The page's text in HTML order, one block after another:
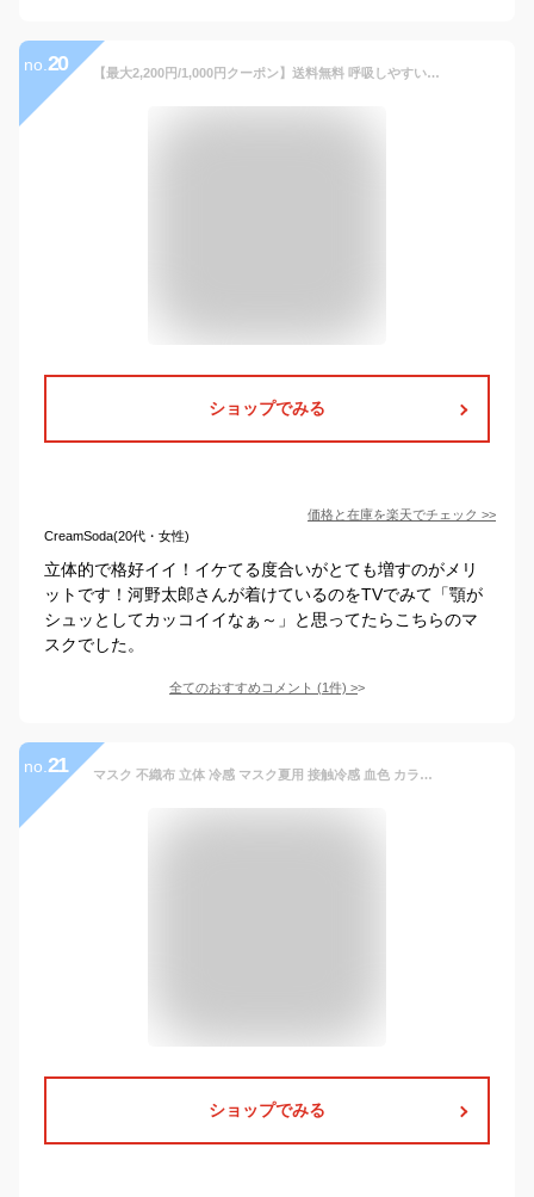
no. 20 【最大2,200円/1,000円クーポン】送料無料 呼吸しやすい マスク メガネ 曇らない 超立体3D ドライ スポーツ用 メンズ 大きい 耳が痛くならない 肌荒れしない 洗濯できる 高機能 高性能 新素材マスク Co-que Air コキュー 抗菌 消臭 保湿 レディース おしゃれ 高級 大臣着用
ショップでみる
価格と在庫を楽天でチェック >>
CreamSoda(20代・女性)
立体的で格好イイ！イケてる度合いがとても増すのがメリ
ットです！河野太郎さんが着けているのをTVでみて「顎が
シュッとしてカッコイイなぁ～」と思ってたらこちらのマ
スクでした。
全てのおすすめコメント (1件) >
no. 21 マスク 不織布 立体 冷感 マスク夏用 接触冷感 血色 カラー 小顔 使い捨て 通気性 呼吸しやすい 耳が痛くならず ウイルス飛沫対策 グレー 30枚
ショップでみる